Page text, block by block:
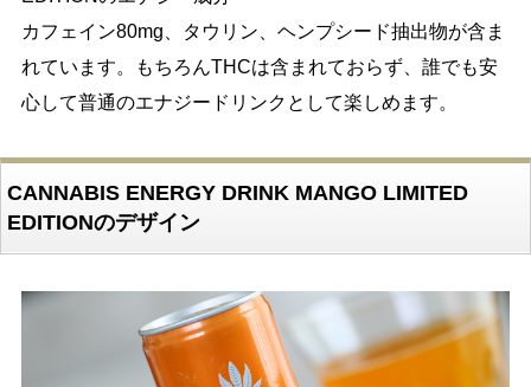
カフェイン80mg、タウリン、ヘンプシード抽出物が含ま
れています。もちろんTHCは含まれておらず、誰でも安
心して普通のエナジードリンクとして楽しめます。
CANNABIS ENERGY DRINK MANGO LIMITED
EDITIONのデザイン